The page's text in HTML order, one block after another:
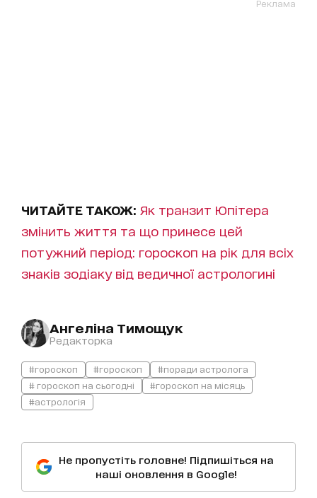
Реклама
ЧИТАЙТЕ ТАКОЖ: Як транзит Юпітера
змінить життя та що принесе цей
потужний період: гороскоп на рік для всіх
знаків зодіаку від ведичної астрологині
Ангеліна Тимощук
Редакторка
#гороскоп #гороскоп
#поради астролога
# гороскоп на сьогодні
#гороскоп на місяць
#астрологія
Не пропустіть головне! Підпишіться на
наші оновлення в Google!